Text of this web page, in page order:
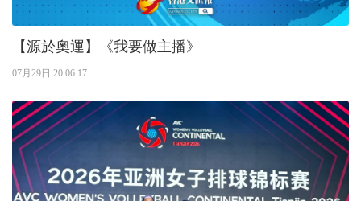
【源於奧運】《我要做主播》
07月29日 20:06:17